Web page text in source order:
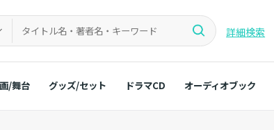
詳細検索
/舞台 グッズ/セット ドラマCD オーディオブック